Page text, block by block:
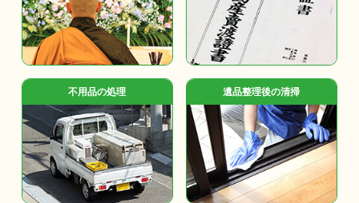
不用品の処理 遺品整理後の清掃